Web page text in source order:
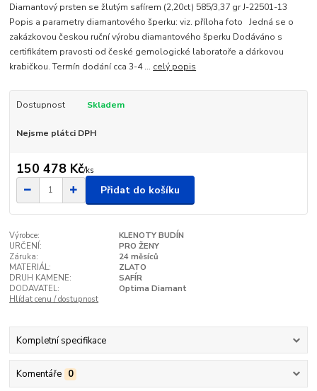
Diamantový prsten se žlutým safírem (2,20ct) 585/3,37 gr J-22501-13
Popis a parametry diamantového šperku: viz. příloha foto Jedná se o
zakázkovou českou ruční výrobu diamantového šperku Dodáváno s
certifikátem pravosti od české gemologické laboratoře a dárkovou
krabičkou. Termín dodání cca 3-4 ... celý popis
Dostupnost Skladem
Nejsme plátci DPH
150 478 Kč/ks
Přidat do košíku
Výrobce:
KLENOTY BUDÍN
URČENÍ:
PRO ŽENY
Záruka:
24 měsíců
MATERIÁL:
ZLATO
DRUH KAMENE:
SAFÍR
DODAVATEL:
Optima Diamant
Hlídat cenu / dostupnost
Kompletní specifikace
Komentáře 0